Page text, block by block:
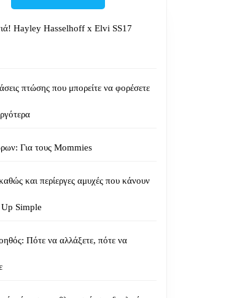
Hayley Hasselhoff x Elvi SS17
πτώσης που μπορείτε να φορέσετε
Για τους Mommies
και περίεργες αμυχές που κάνουν
Simple
Πότε να αλλάξετε, πότε να